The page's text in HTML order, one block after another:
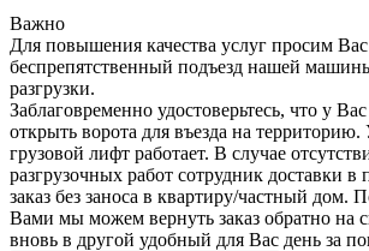
Важно
Для повышения качества услуг просим
беспрепятственный подъезд нашей
разгрузки.
Заблаговременно удостоверьтесь, что у
открыть ворота для въезда на территорию.
грузовой лифт работает. В случае
разгрузочных работ сотрудник доставки в
заказ без заноса в квартиру/частный дом.
Вами мы можем вернуть заказ обратно на
вновь в другой удобный для Вас день за